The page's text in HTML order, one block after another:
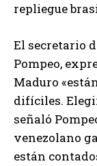
repliegue
El secretario
Pompeo,
Maduro
difíciles.
señaló
venezolano
están